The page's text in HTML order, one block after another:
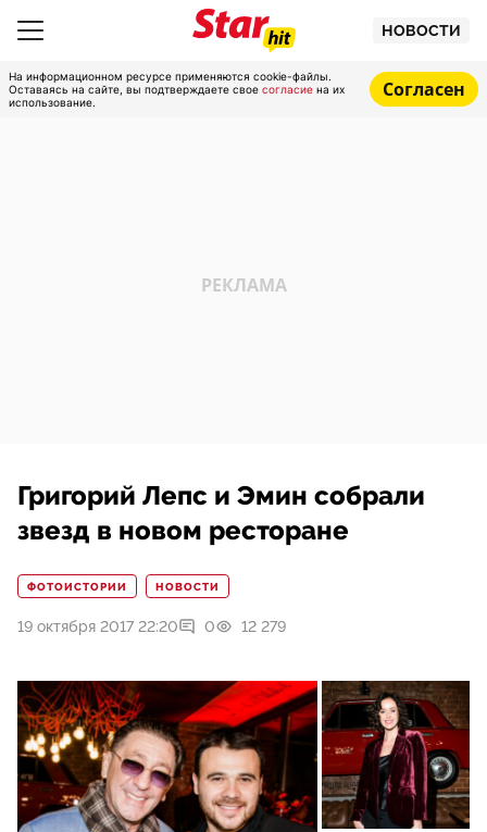
НОВОСТИ
На информационном ресурсе применяются cookie-файлы.
Оставаясь на сайте, вы подтверждаете свое согласие на их
использование.
Согласен
Григорий Лепс и Эмин собрали
звезд в новом ресторане
ФОТОИСТОРИИ НОВОСТИ
19 октября 2017 22:20 0 12 279